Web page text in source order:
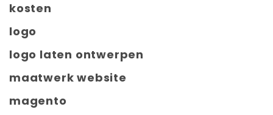
kosten
logo
logo laten ontwerpen
maatwerk website
magento